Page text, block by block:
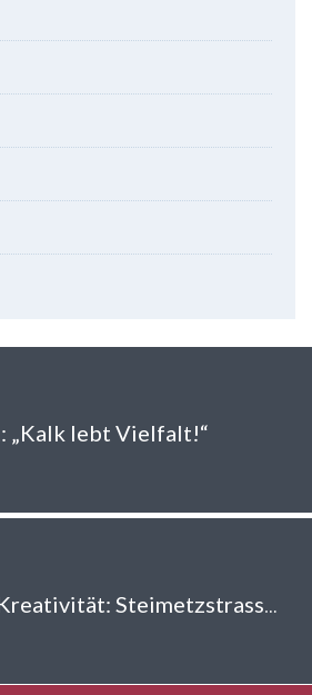
„Kalk lebt Vielfalt!“
Kalk sprüht vor Kreativität: Steimetzstrasse, die Zwote!